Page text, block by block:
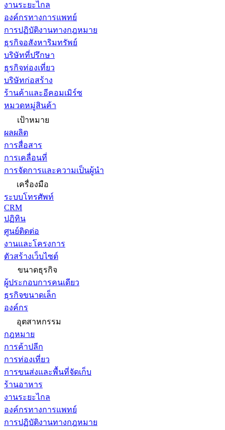
งานระยะไกล
องค์กรทางการแพทย์
การปฏิบัติงานทางกฎหมาย
ธุรกิจอสังหาริมทรัพย์
บริษัทที่ปรึกษา
ธุรกิจท่องเที่ยว
บริษัทก่อสร้าง
ร้านค้าและอีคอมเมิร์ซ
หมวดหมู่สินค้า
เป้าหมาย
ผลผลิต
การสื่อสาร
การเคลื่อนที่
การจัดการและความเป็นผู้นำ
เครื่องมือ
ระบบโทรศัพท์
CRM
ปฏิทิน
ศูนย์ติดต่อ
งานและโครงการ
ตัวสร้างเว็บไซต์
ขนาดธุรกิจ
ผู้ประกอบการคนเดียว
ธุรกิจขนาดเล็ก
องค์กร
อุตสาหกรรม
กฎหมาย
การค้าปลีก
การท่องเที่ยว
การขนส่งและพื้นที่จัดเก็บ
ร้านอาหาร
งานระยะไกล
องค์กรทางการแพทย์
การปฏิบัติงานทางกฎหมาย